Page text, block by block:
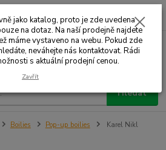
Menu
Hledat
za
Boilies Pop-up boilies
Karel Nikl
jako katalog, proto je zde uvedena
na dotaz. Na naší prodejně najdete
máme vystaveno na webu. Pokud zde
neváhejte nás kontaktovat. Rádi
s aktuální prodejní cenou.
Zavřít